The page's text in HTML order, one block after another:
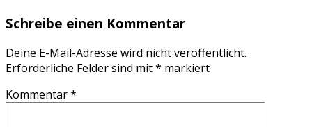
Schreibe einen Kommentar
Deine E-Mail-Adresse wird nicht veröffentlicht.
Erforderliche Felder sind mit* markiert
Kommentar*